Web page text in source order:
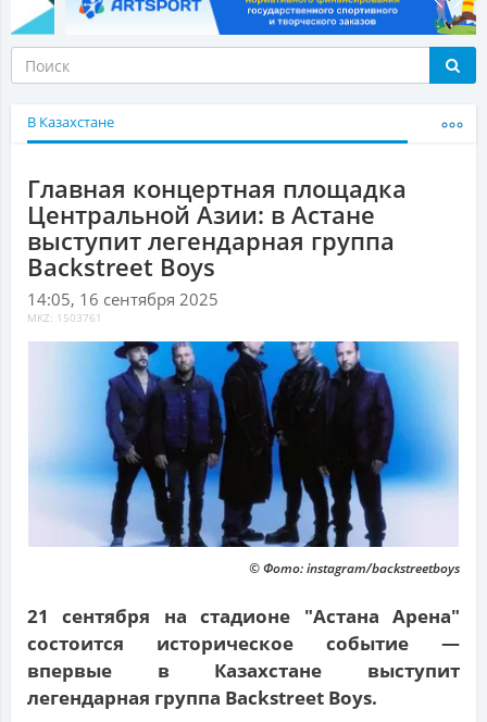
В Казахстане
Главная концертная площадка
Центральной Азии: в Астане
выступит легендарная группа
Backstreet Boys
14:05, 16 сентября 2025
MKZ: 1503761
© Фото: instagram/backstreetboys
21 сентября на стадионе "Астана Арена"
состоится историческое событие —
впервые в Казахстане выступит
легендарная группа Backstreet Boys.